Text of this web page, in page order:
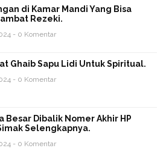
di Kamar Mandi Yang Bisa
Rezeki.
- 0 Komentar
Ghaib Sapu Lidi Untuk Spiritual.
- 0 Komentar
Besar Dibalik Nomer Akhir HP
Selengkapnya.
- 0 Komentar